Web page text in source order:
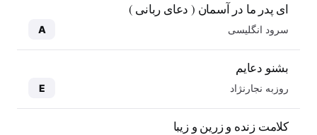
ای پدر ما در آسمان ( دعای ربانی )
سرود انگلیسی A
بشنو دعایم
روزبه نجارنژاد E
کلامت زنده و زرین و زیبا